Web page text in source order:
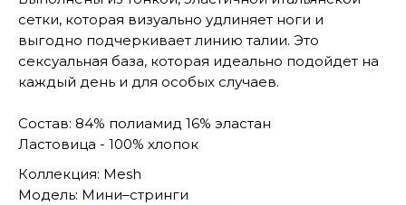
сетки, которая визуально удлиняет ноги и
выгодно подчеркивает линию талии. Это
сексуальная база, которая идеально подойдет на
каждый день и для особых случаев.
Состав: 84% полиамид 16% эластан
Ластовица - 100% хлопок
Коллекция: Mesh
Модель: Мини–стринги